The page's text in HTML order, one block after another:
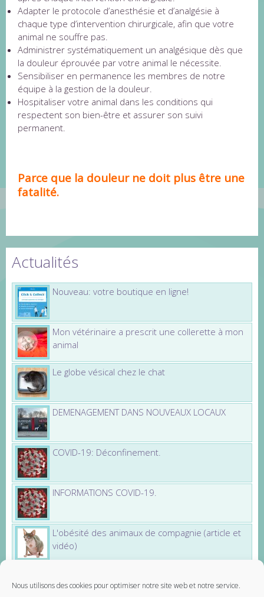
Nous utilisons des cookies pour optimiser notre site web et notre service.
Adapter le protocole d’anesthésie et d’analgésie à
chaque type d’intervention chirurgicale, afin que votre
animal ne souffre pas.
Administrer systématiquement un analgésique dès que
la douleur éprouvée par votre animal le nécessite.
Sensibiliser en permanence les membres de notre
équipe à la gestion de la douleur.
Hospitaliser votre animal dans les conditions qui
respectent son bien-être et assurer son suivi
permanent.
Parce que la douleur ne doit plus être une
fatalité.
Actualités
Nouveau: votre boutique en ligne!
Mon vétérinaire a prescrit une collerette à mon
animal
Le globe vésical chez le chat
DEMENAGEMENT DANS NOUVEAUX LOCAUX
COVID-19: Déconfinement.
INFORMATIONS COVID-19.
L'obésité des animaux de compagnie (article et
vidéo)
Partenaires